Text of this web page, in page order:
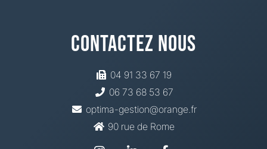
Contactez Nous
04 91 33 67 19
06 73 68 53 67
optima-gestion@orange.fr
90 rue de Rome